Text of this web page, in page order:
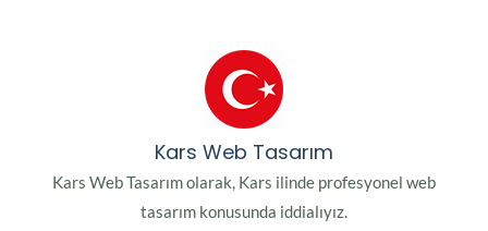
Kars Web Tasarım
Kars Web Tasarım olarak, Kars ilinde profesyonel web
tasarım konusunda iddialıyız.